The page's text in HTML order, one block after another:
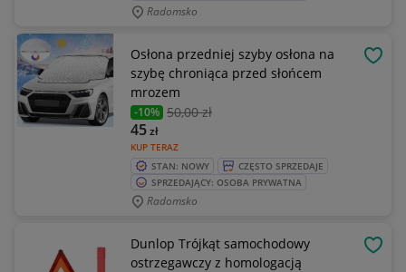
Radomsko
Osłona przedniej szyby osłona na
szybę chroniąca przed słońcem
mrozem
-10% 50,00 zł
KUP TERAZ
45zł
STAN: NOWY
CZĘSTO SPRZEDAJE
SPRZEDAJĄCY: OSOBA PRYWATNA
Radomsko
Dunlop Trójkąt samochodowy
ostrzegawczy z homologacją